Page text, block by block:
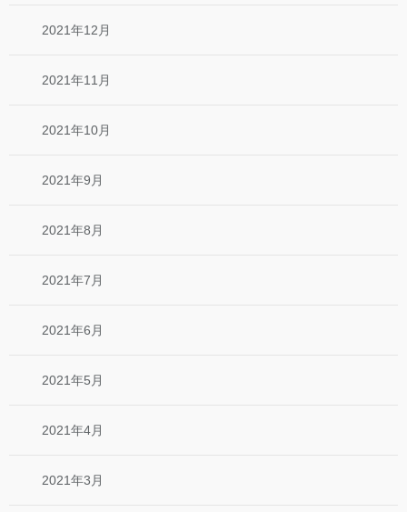
2021年12月
2021年11月
2021年10月
2021年9月
2021年8月
2021年7月
2021年6月
2021年5月
2021年4月
2021年3月